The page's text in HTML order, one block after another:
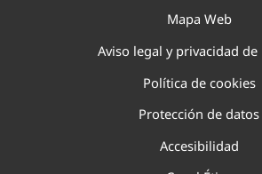
Mapa Web
Aviso legal y privacidad de
Política de cookies
Protección de datos
Accesibilidad